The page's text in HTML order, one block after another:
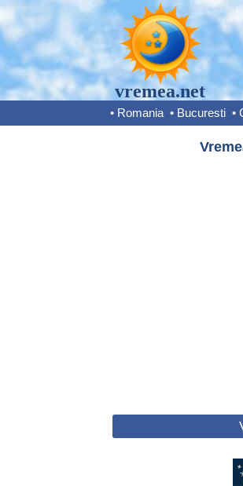
vremea.net
• Romania • Bucuresti •